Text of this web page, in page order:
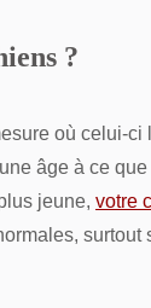
?
où celui-ci
âge à ce
jeune, votre
surtout